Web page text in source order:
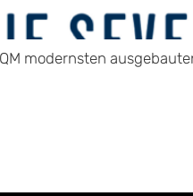
modernsten